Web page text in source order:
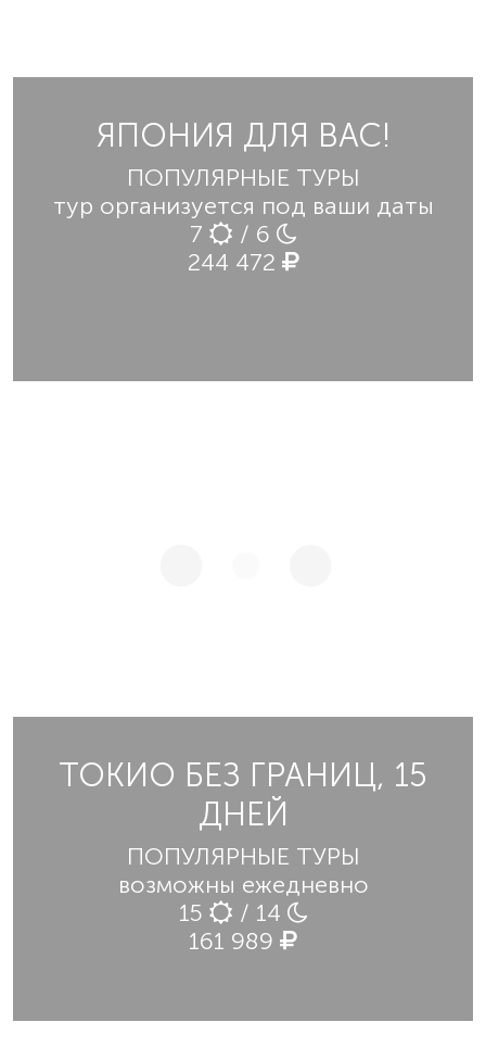
ЯПОНИЯ ДЛЯ ВАС!
ПОПУЛЯРНЫЕ ТУРЫ
тур организуется под ваши даты
7
/ 6
244 472
ТОКИО БЕЗ ГРАНИЦ, 15
ДНЕЙ
ПОПУЛЯРНЫЕ ТУРЫ
возможны ежедневно
15
/ 14
161 989